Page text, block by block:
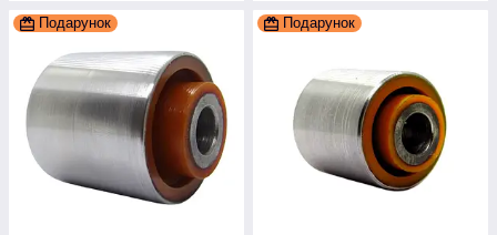
Подарунок Подарунок